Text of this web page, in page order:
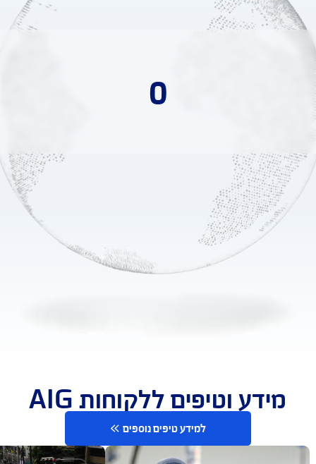
עולמי שאפשר לסמוך
עליו